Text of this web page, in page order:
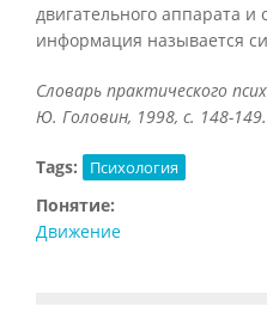
двигательного аппарата и
информация называется
Словарь практического
Ю. Головин, 1998, с. 148-149.
Tags: Психология
Понятие:
Движение